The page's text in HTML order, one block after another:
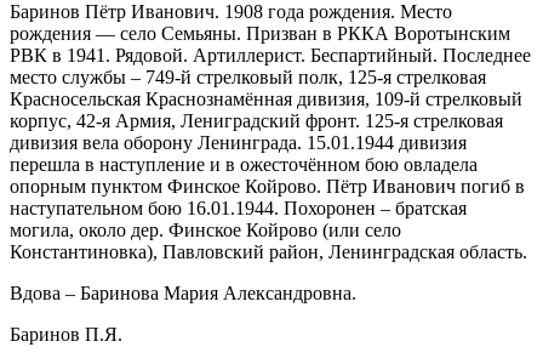
Баринов Пётр Иванович. 1908 года рождения. Место
рождения — село Семьяны. Призван в РККА Воротынским
РВК в 1941. Рядовой. Артиллерист. Беспартийный. Последнее
место службы – 749-й стрелковый полк, 125-я стрелковая
Красносельская Краснознамённая дивизия, 109-й стрелковый
корпус, 42-я Армия, Лениградский фронт. 125-я стрелковая
дивизия вела оборону Ленинграда. 15.01.1944 дивизия
перешла в наступление и в ожесточённом бою овладела
опорным пунктом Финское Койрово. Пётр Иванович погиб в
наступательном бою 16.01.1944. Похоронен – братская
могила, около дер. Финское Койрово (или село
Константиновка), Павловский район, Ленинградская область.
Вдова – Баринова Мария Александровна.
Баринов П.Я.